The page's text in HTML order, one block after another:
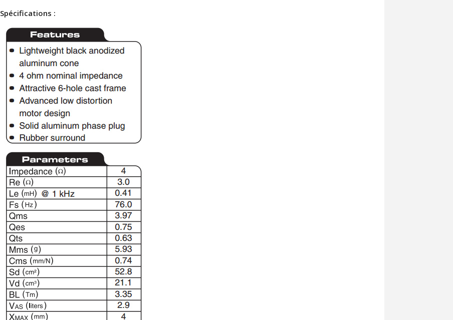
FOSI AUDIO CA30
Amplificateur 4 Voies pour...
135,99 €159,99 €
AUDIOPHONICS DAW-S250NC
Amplificateur Intégré...
790,00 €
DAN CLARK AUDIO AEON 2
CLOSED NOIRE Casque...
919,00 €
EVERSOLO DMP-A6 MASTER
EDITION GEN 2 Lecteur...
1 290,00 €
LUXSIN X9 DAC Amplificateur
Casque AK4191 +...
1 099,00 €
Spécifications :